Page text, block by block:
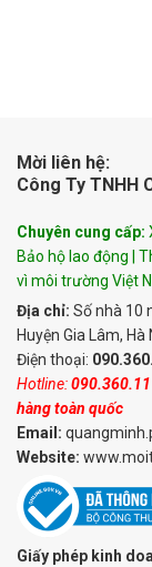
Mời liên hệ:
Công Ty TNHH
Chuyên cung cấp:
Bảo hộ lao động |
vì môi trường Việt
Địa chỉ: Số nhà 10
Huyện Gia Lâm, Hà
Điện thoại:
Hotline:
hàng toàn quốc
Email:
Website:
Giấy phép kinh